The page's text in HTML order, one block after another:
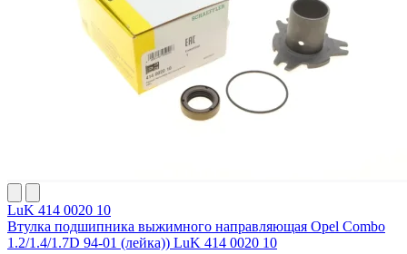
LuK 414 0020 10
Втулка подшипника выжимного направляющая Opel Combo
1.2/1.4/1.7D 94-01 (лейка)) LuK 414 0020 10